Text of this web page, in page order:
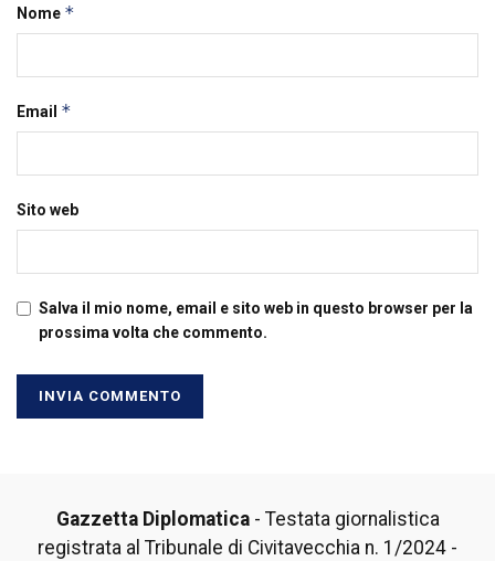
Nome *
Email *
Sito web
Salva il mio nome, email e sito web in questo browser per la
prossima volta che commento.
Gazzetta Diplomatica- Testata giornalistica
registrata al Tribunale di Civitavecchia n. 1/2024 -